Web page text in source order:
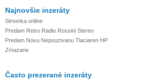
Najnovšie inzeráty
Simonka online
Predam Retro Radio Rossini Stereo
Predam Novu Nepouzivanu Tlaciaren HP
Zmazane
Často prezerané inzeráty